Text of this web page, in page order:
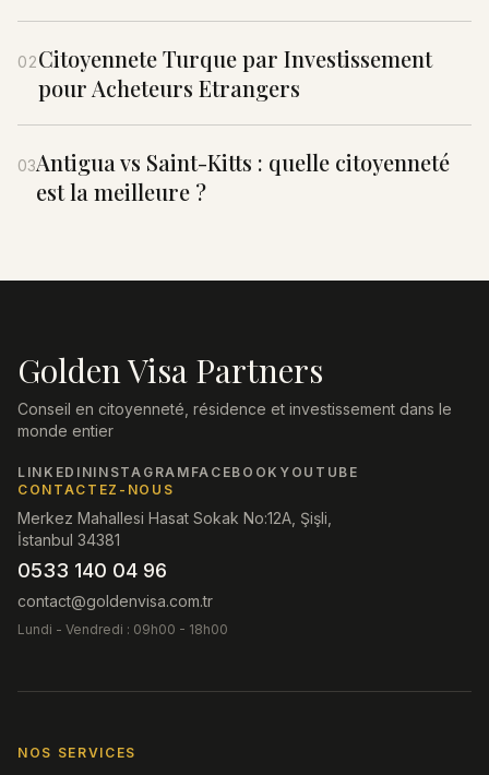
02Citoyennete Turque par Investissement
pour Acheteurs Etrangers
03Antigua vs Saint-Kitts : quelle citoyenneté
est la meilleure ?
Golden Visa Partners
Conseil en citoyenneté, résidence et investissement dans le
monde entier
LINKEDININSTAGRAM FACEBOOK YOUTUBE
CONTACTEZ-NOUS
Merkez Mahallesi Hasat Sokak No:12A, Şişli,
İstanbul 34381
0533 140 04 96
contact@goldenvisa.com.tr
Lundi - Vendredi : 09h00 - 18h00
NOS SERVICES